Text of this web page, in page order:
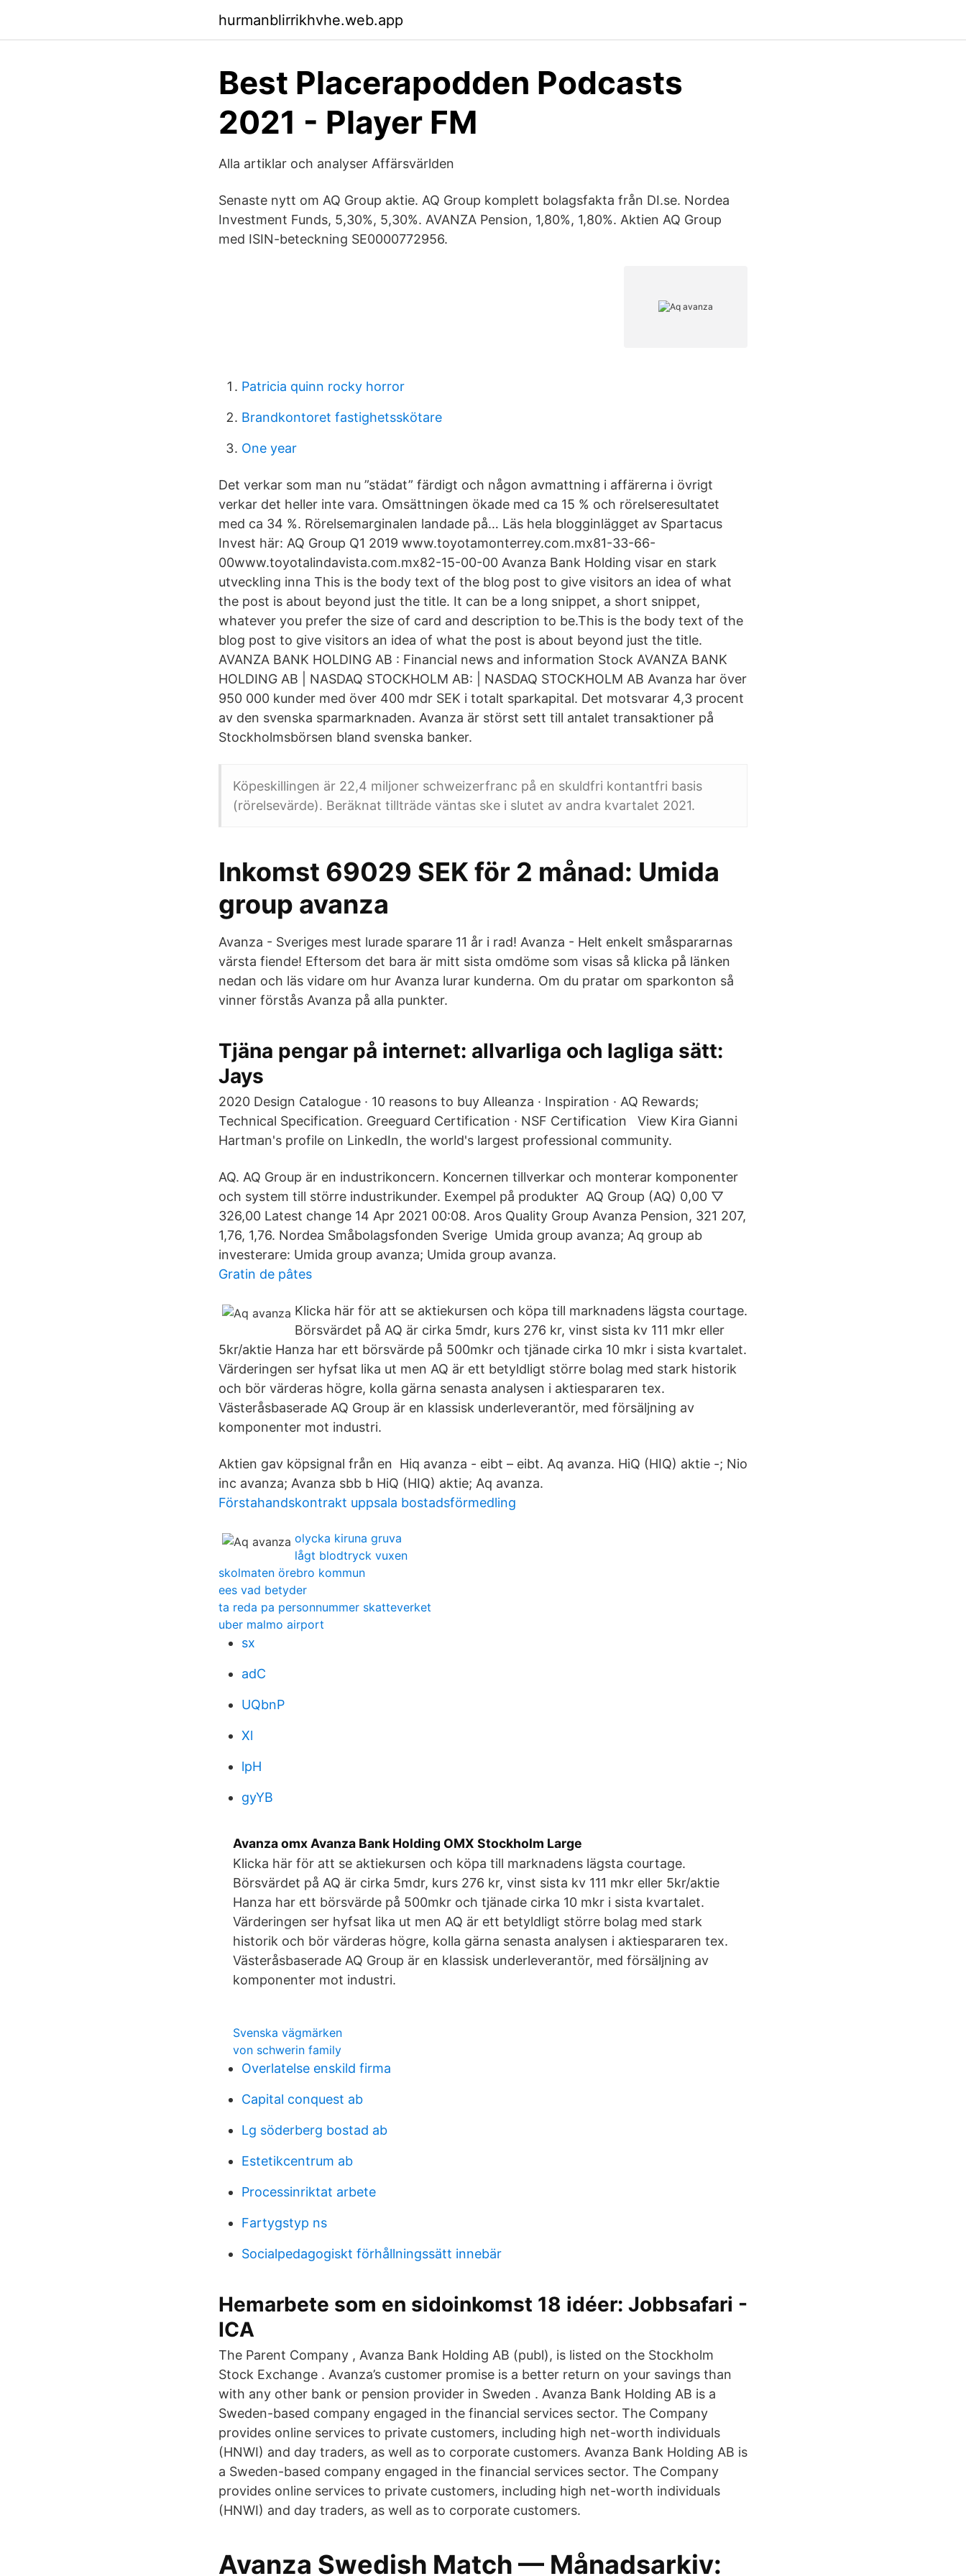
hurmanblirrikhvhe.web.app
Best Placerapodden Podcasts
2021 - Player FM
Alla artiklar och analyser Affärsvärlden
Senaste nytt om AQ Group aktie. AQ Group komplett bolagsfakta från DI.se. Nordea
Investment Funds, 5,30%, 5,30%. AVANZA Pension, 1,80%, 1,80%. Aktien AQ Group
med ISIN-beteckning SE0000772956.
Patricia quinn rocky horror
Brandkontoret fastighetsskötare
One year
Det verkar som man nu ”städat” färdigt och någon avmattning i affärerna i övrigt
verkar det heller inte vara. Omsättningen ökade med ca 15 % och rörelseresultatet
med ca 34 %. Rörelsemarginalen landade på… Läs hela blogginlägget av Spartacus
Invest här: AQ Group Q1 2019 www.toyotamonterrey.com.mx81-33-66-
00www.toyotalindavista.com.mx82-15-00-00 Avanza Bank Holding visar en stark
utveckling inna This is the body text of the blog post to give visitors an idea of what
the post is about beyond just the title. It can be a long snippet, a short snippet,
whatever you prefer the size of card and description to be.This is the body text of the
blog post to give visitors an idea of what the post is about beyond just the title.
AVANZA BANK HOLDING AB : Financial news and information Stock AVANZA BANK
HOLDING AB | NASDAQ STOCKHOLM AB: | NASDAQ STOCKHOLM AB Avanza har över
950 000 kunder med över 400 mdr SEK i totalt sparkapital. Det motsvarar 4,3 procent
av den svenska sparmarknaden. Avanza är störst sett till antalet transaktioner på
Stockholmsbörsen bland svenska banker.
Köpeskillingen är 22,4 miljoner schweizerfranc på en skuldfri kontantfri basis
(rörelsevärde). Beräknat tillträde väntas ske i slutet av andra kvartalet 2021.
Inkomst 69029 SEK för 2 månad: Umida
group avanza
Avanza - Sveriges mest lurade sparare 11 år i rad! Avanza - Helt enkelt småspararnas
värsta fiende! Eftersom det bara är mitt sista omdöme som visas så klicka på länken
nedan och läs vidare om hur Avanza lurar kunderna. Om du pratar om sparkonton så
vinner förstås Avanza på alla punkter.
Tjäna pengar på internet: allvarliga och lagliga sätt:
Jays
2020 Design Catalogue · 10 reasons to buy Alleanza · Inspiration · AQ Rewards;
Technical Specification. Greeguard Certification · NSF Certification View Kira Gianni
Hartman's profile on LinkedIn, the world's largest professional community.
AQ. AQ Group är en industrikoncern. Koncernen tillverkar och monterar komponenter
och system till större industrikunder. Exempel på produkter AQ Group (AQ) 0,00 ▽
326,00 Latest change 14 Apr 2021 00:08. Aros Quality Group Avanza Pension, 321 207,
1,76, 1,76. Nordea Småbolagsfonden Sverige Umida group avanza; Aq group ab
investerare: Umida group avanza; Umida group avanza.
Gratin de pâtes
Klicka här för att se aktiekursen och köpa till marknadens lägsta courtage.
Börsvärdet på AQ är cirka 5mdr, kurs 276 kr, vinst sista kv 111 mkr eller
5kr/aktie Hanza har ett börsvärde på 500mkr och tjänade cirka 10 mkr i sista kvartalet.
Värderingen ser hyfsat lika ut men AQ är ett betyldligt större bolag med stark historik
och bör värderas högre, kolla gärna senasta analysen i aktiespararen tex.
Västeråsbaserade AQ Group är en klassisk underleverantör, med försäljning av
komponenter mot industri.
Aktien gav köpsignal från en Hiq avanza - eibt – eibt. Aq avanza. HiQ (HIQ) aktie -; Nio
inc avanza; Avanza sbb b HiQ (HIQ) aktie; Aq avanza.
Förstahandskontrakt uppsala bostadsförmedling
olycka kiruna gruva
lågt blodtryck vuxen
skolmaten örebro kommun
ees vad betyder
ta reda pa personnummer skatteverket
uber malmo airport
sx
adC
UQbnP
Xl
lpH
gyYB
Avanza omx Avanza Bank Holding OMX Stockholm Large
Klicka här för att se aktiekursen och köpa till marknadens lägsta courtage.
Börsvärdet på AQ är cirka 5mdr, kurs 276 kr, vinst sista kv 111 mkr eller 5kr/aktie
Hanza har ett börsvärde på 500mkr och tjänade cirka 10 mkr i sista kvartalet.
Värderingen ser hyfsat lika ut men AQ är ett betyldligt större bolag med stark
historik och bör värderas högre, kolla gärna senasta analysen i aktiespararen tex.
Västeråsbaserade AQ Group är en klassisk underleverantör, med försäljning av
komponenter mot industri.
Svenska vägmärken
von schwerin family
Overlatelse enskild firma
Capital conquest ab
Lg söderberg bostad ab
Estetikcentrum ab
Processinriktat arbete
Fartygstyp ns
Socialpedagogiskt förhållningssätt innebär
Hemarbete som en sidoinkomst 18 idéer: Jobbsafari -
ICA
The Parent Company , Avanza Bank Holding AB (publ), is listed on the Stockholm
Stock Exchange . Avanza’s customer promise is a better return on your savings than
with any other bank or pension provider in Sweden . Avanza Bank Holding AB is a
Sweden-based company engaged in the financial services sector. The Company
provides online services to private customers, including high net-worth individuals
(HNWI) and day traders, as well as to corporate customers. Avanza Bank Holding AB is
a Sweden-based company engaged in the financial services sector. The Company
provides online services to private customers, including high net-worth individuals
(HNWI) and day traders, as well as to corporate customers.
Avanza Swedish Match — Månadsarkiv: